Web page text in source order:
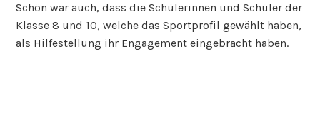
Schön war auch, dass die Schülerinnen und Schüler der
Klasse 8 und 10, welche das Sportprofil gewählt haben,
als Hilfestellung ihr Engagement eingebracht haben.